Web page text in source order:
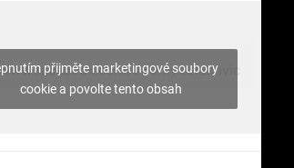
stromy.celakovic
přijměte marketingové soubory
cookie a povolte tento obsah